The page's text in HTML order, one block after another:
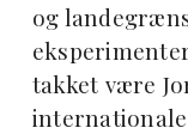
og
takket være